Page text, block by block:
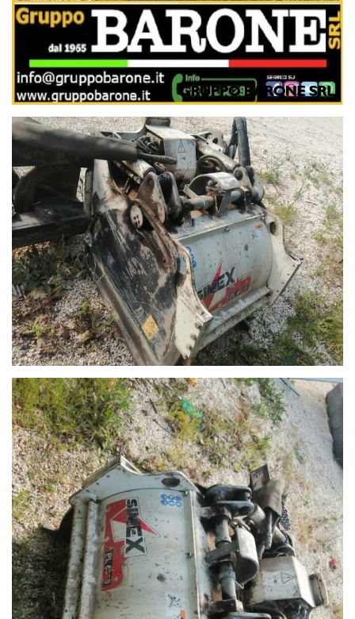
Responsabili Vendite
Rag.Nunzio Tedesco 3357483604
Michele Tedesco 3357483603